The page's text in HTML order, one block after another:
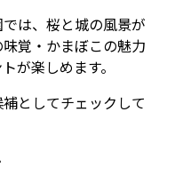
は、桜と城の風景が
覚・かまぼこの魅力
が楽しめます。
としてチェックして